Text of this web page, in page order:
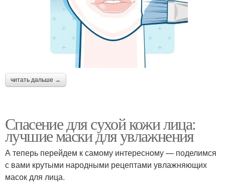
читать дальше →
Спасение для сухой кожи лица:
лучшие маски для увлажнения
А теперь перейдем к самому интересному — поделимся
с вами крутыми народными рецептами увлажняющих
масок для лица.